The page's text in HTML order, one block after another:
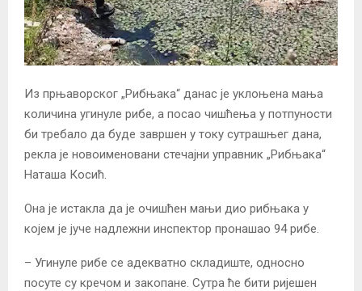
Из прњаворског „Рибњака“ данас је уклоњена мања
количина угинуле рибе, а посао чишћења у потпуности
би требало да буде завршен у току сутрашњег дана,
рекла је новоименовани стечајни управник „Рибњака“
Наташа Косић.
Она је истакла да је очишћен мањи дио рибњака у
којем је јуче надлежни инспектор пронашао 94 рибе.
– Угинуле рибе се адекватно складиште, односно
посуте су кречом и закопане. Сутра ће бити ријешен